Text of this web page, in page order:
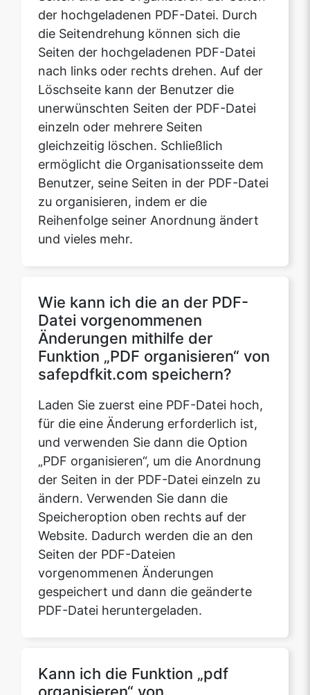
nach links oder rechts drehen. Auf der
Löschseite kann der Benutzer die
unerwünschten Seiten der PDF-Datei
einzeln oder mehrere Seiten
gleichzeitig löschen. Schließlich
ermöglicht die Organisationsseite dem
Benutzer, seine Seiten in der PDF-Datei
zu organisieren, indem er die
Reihenfolge seiner Anordnung ändert
und vieles mehr.
Wie kann ich die an der PDF-
Funktion „PDF organisieren“ von
safepdfkit.com speichern?
Laden Sie zuerst eine PDF-Datei hoch,
für die eine Änderung erforderlich ist,
und verwenden Sie dann die Option
„PDF organisieren“, um die Anordnung
der Seiten in der PDF-Datei einzeln zu
ändern. Verwenden Sie dann die
Speicheroption oben rechts auf der
Website. Dadurch werden die an den
Seiten der PDF-Dateien
vorgenommenen Änderungen
gespeichert und dann die geänderte
PDF-Datei heruntergeladen.
Kann ich die Funktion „pdf
LINUX-Betriebssystem
verwenden?